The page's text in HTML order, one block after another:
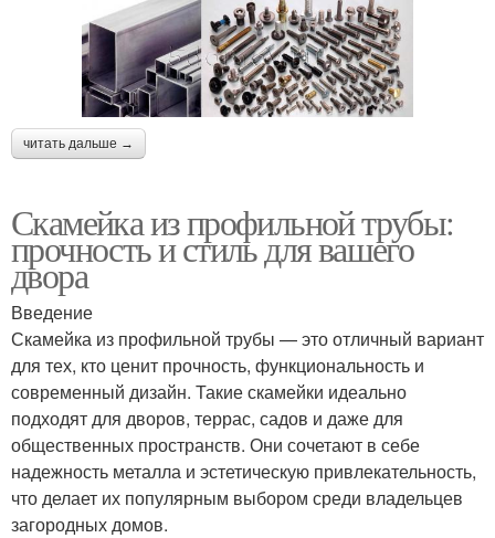
читать дальше →
Скамейка из профильной трубы:
прочность и стиль для вашего
двора
Введение
Скамейка из профильной трубы — это отличный вариант
для тех, кто ценит прочность, функциональность и
современный дизайн. Такие скамейки идеально
подходят для дворов, террас, садов и даже для
общественных пространств. Они сочетают в себе
надежность металла и эстетическую привлекательность,
что делает их популярным выбором среди владельцев
загородных домов.